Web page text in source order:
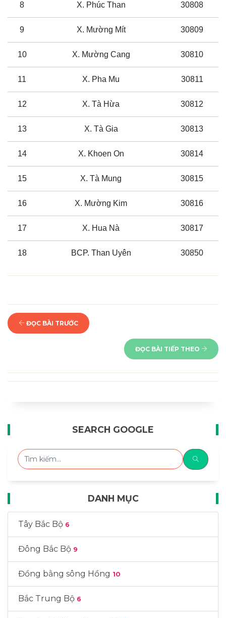
8 X. Phúc Than 30808
9 X. Mường Mít 30809
10 X. Mường Cang 30810
11 X. Pha Mu 30811
12 X. Tà Hừa 30812
13 X. Tà Gia 30813
14 X. Khoen On 30814
15 X. Tà Mung 30815
16 X. Mường Kim 30816
17 X. Hua Nà 30817
18 BCP. Than Uyên 30850
ĐỌC BÀI TRƯỚC
ĐỌC BÀI TIẾP THEO
SEARCH GOOGLE
DANH MỤC
Tây Bắc Bộ 6
Đông Bắc Bộ 9
Đồng bằng sông Hồng 10
Bắc Trung Bộ 6